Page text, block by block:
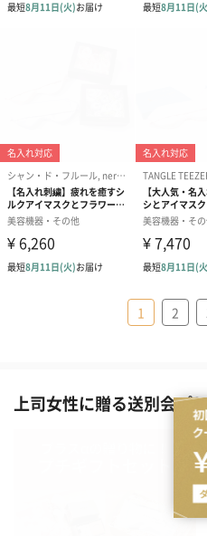
1 2
上司女性に贈る送別会プ